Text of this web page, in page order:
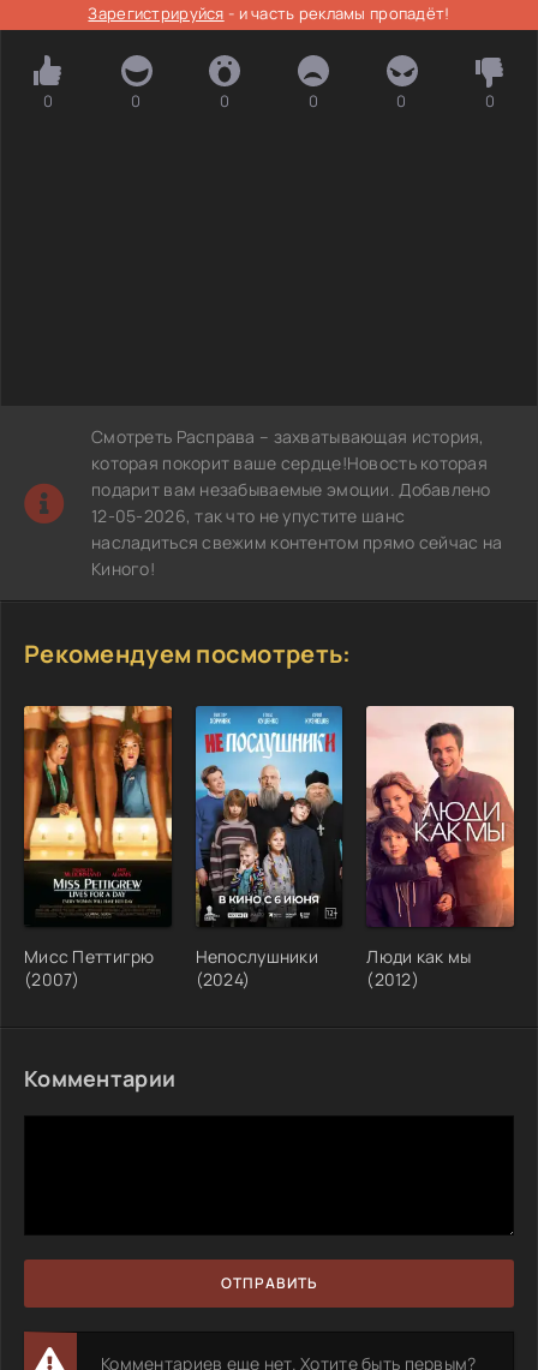
Зарегистрируйся - и часть рекламы пропадёт!
0 0 0 0 0 0
Смотреть Расправа – захватывающая история,
которая покорит ваше сердце!Новость которая
подарит вам незабываемые эмоции. Добавлено
12-05-2026, так что не упустите шанс
насладиться свежим контентом прямо сейчас на
Киного!
Рекомендуем посмотреть:
Мисс Петтигрю
(2007)
Непослушники
(2024)
Люди как мы
(2012)
Комментарии
ОТПРАВИТЬ
Комментариев еще нет. Хотите быть первым?